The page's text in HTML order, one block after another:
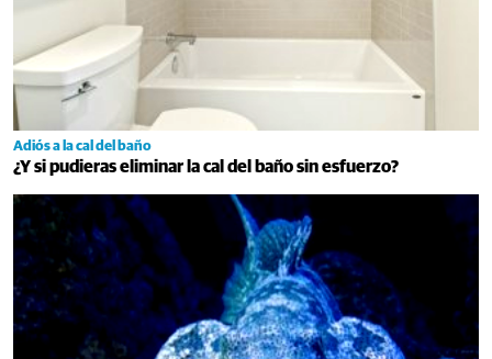
Adiós a la cal del baño
¿Y si pudieras eliminar la cal del baño sin esfuerzo?